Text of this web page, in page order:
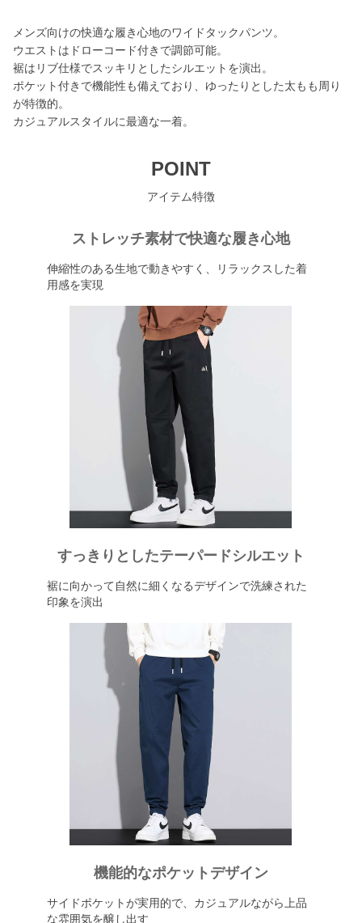
メンズ向けの快適な履き心地のワイドタックパンツ。
ウエストはドローコード付きで調節可能。
裾はリブ仕様でスッキリとしたシルエットを演出。
ポケット付きで機能性も備えており、ゆったりとした太もも周り
が特徴的。
カジュアルスタイルに最適な一着。
POINT
アイテム特徴
ストレッチ素材で快適な履き心地
伸縮性のある生地で動きやすく、リラックスした着
用感を実現
すっきりとしたテーパードシルエット
裾に向かって自然に細くなるデザインで洗練された
印象を演出
機能的なポケットデザイン
サイドポケットが実用的で、カジュアルながら上品
な雰囲気を醸し出す